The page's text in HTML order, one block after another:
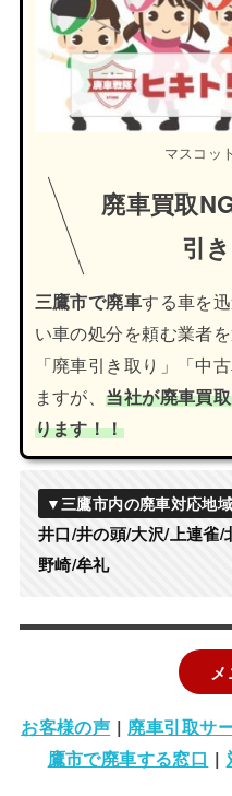
マスコッ
廃車買取
引
三鷹市で廃車する車を
い車の処分を頼む業者
「廃車引き取り」「中
ますが、当社が廃車買
ります！！
▼三鷹市内の廃車対応地域
井口/井の頭/大沢/上連雀
野崎/牟礼
メ
お客様の声 |廃車引取サ
鷹市で廃車する窓口 |